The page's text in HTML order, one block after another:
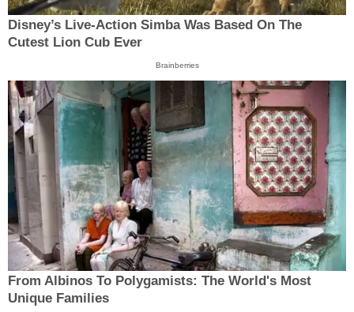
Disney’s Live-Action Simba Was Based On The
Cutest Lion Cub Ever
Brainberries
From Albinos To Polygamists: The World's Most
Unique Families